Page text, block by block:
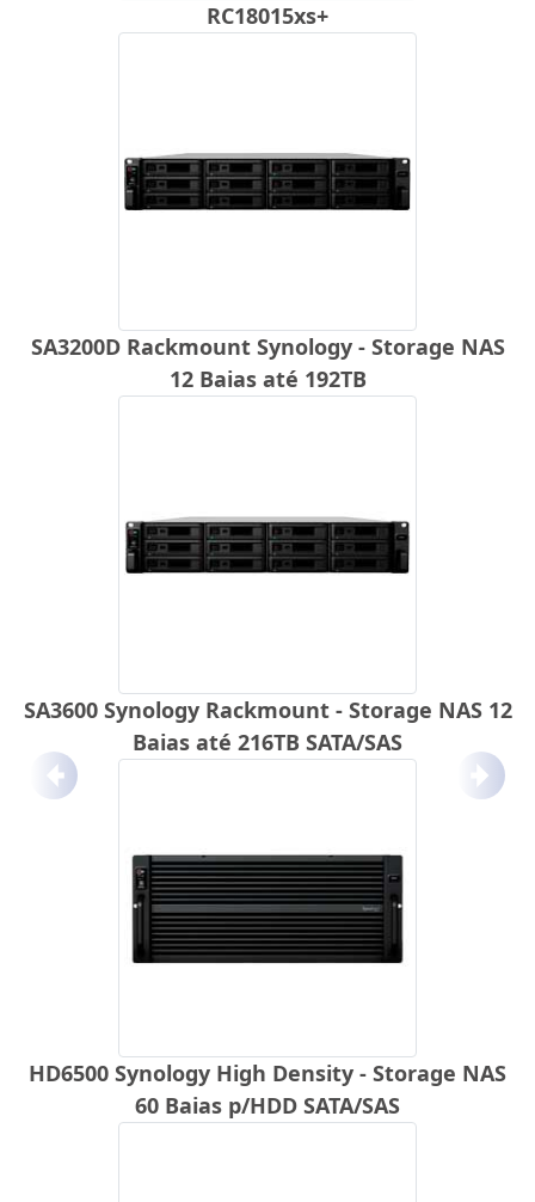
RC18015xs+
SA3200D Rackmount Synology - Storage NAS
12 Baias até 192TB
SA3600 Synology Rackmount - Storage NAS 12
Baias até 216TB SATA/SAS
HD6500 Synology High Density - Storage NAS
60 Baias p/HDD SATA/SAS
Anterior